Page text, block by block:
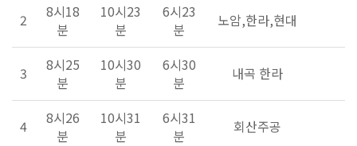
2
8시18
분
10시23
분
6시23
분
노암,한라,현대
3
8시25
분
10시30
분
6시30
분
내곡 한라
4
8시26
분
10시31
분
6시31
분
회산주공